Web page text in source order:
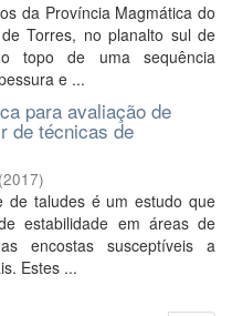
da Província Magmática do
Torres, no planalto sul de
o topo de uma sequência
e ...
para avaliação de
de técnicas de
(2017)
de taludes é um estudo que
estabilidade em áreas de
encostas susceptíveis a
Estes ...